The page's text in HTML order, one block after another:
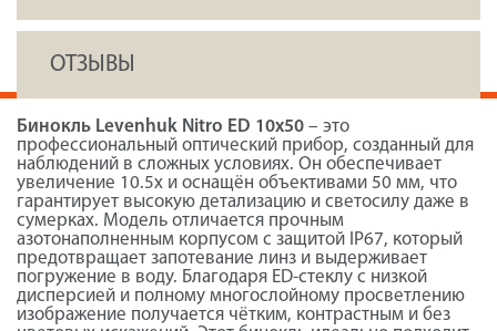
ОТЗЫВЫ
Бинокль Levenhuk Nitro ED 10x50 – это
профессиональный оптический прибор, созданный для
наблюдений в сложных условиях. Он обеспечивает
увеличение 10.5х и оснащён объективами 50 мм, что
гарантирует высокую детализацию и светосилу даже в
сумерках. Модель отличается прочным
азотонаполненным корпусом с защитой IP67, который
предотвращает запотевание линз и выдерживает
погружение в воду. Благодаря ED-стеклу с низкой
дисперсией и полному многослойному просветлению
изображение получается чётким, контрастным и без